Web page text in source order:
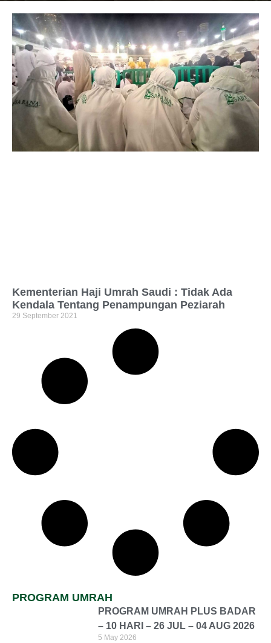
Kementerian Haji Umrah Saudi : Tidak Ada
Kendala Tentang Penampungan Peziarah
29 September 2021
PROGRAM UMRAH
PROGRAM UMRAH PLUS BADAR
– 10 HARI – 26 JUL – 04 AUG 2026
5 May 2026